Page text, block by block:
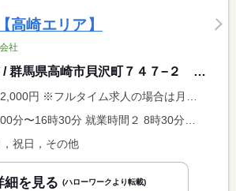
高崎エリア】
社
群馬県高崎市 / 群馬県高崎市貝沢町７４７−２ 高崎問屋町駅前ＳＣ
求人の場合は月額（換算額）、パート求人の場合は時間額を表示しています。
祝日，その他
細を見る (ハローワークより転載)